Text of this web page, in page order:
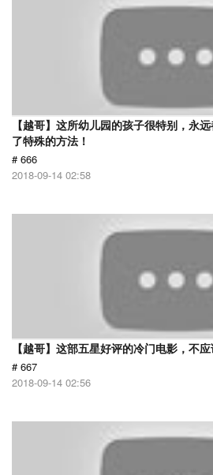
【越哥】这所幼儿园的孩子很特别，永
了特殊的方法！
# 666
2018-09-14 02:58
【越哥】这部五星好评的冷门电影，不
# 667
2018-09-14 02:56